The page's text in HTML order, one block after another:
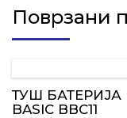
Поврзани
ТУШ БАТЕРИЈА
BASIC BBC11